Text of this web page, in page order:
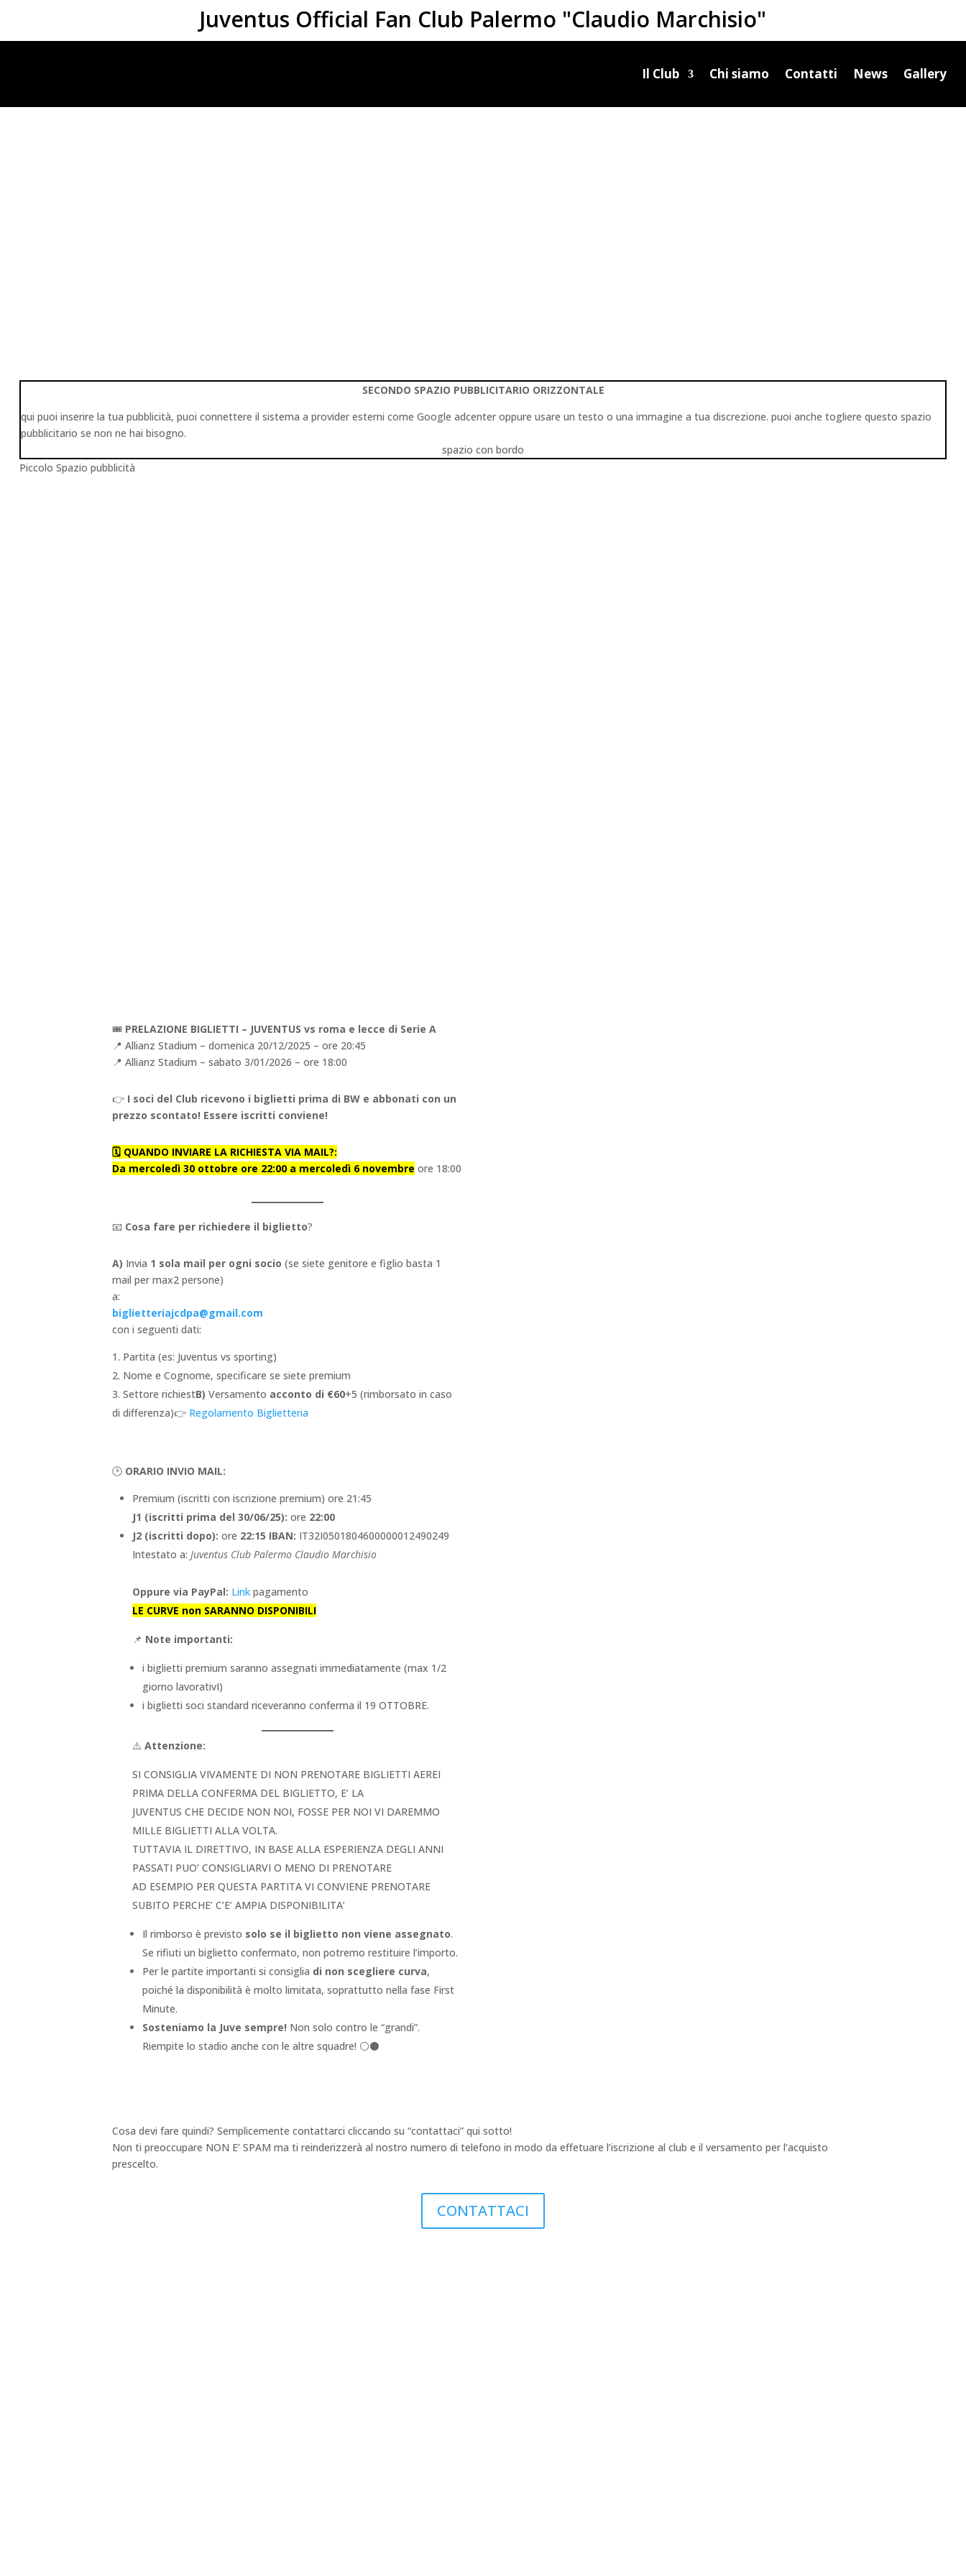
Juventus Official Fan Club Palermo "Claudio Marchisio"
Il Club Chi siamo Contatti News Gallery
SECONDO SPAZIO PUBBLICITARIO ORIZZONTALE
qui puoi inserire la tua pubblicità, puoi connettere il sistema a provider esterni come Google adcenter oppure usare un testo o una immagine a tua discrezione. puoi anche togliere questo spazio
pubblicitario se non ne hai bisogno.
spazio con bordo
Piccolo Spazio pubblicità
🎟️ PRELAZIONE BIGLIETTI – JUVENTUS vs roma e lecce di Serie A
📍 Allianz Stadium – domenica 20/12/2025 – ore 20:45
📍 Allianz Stadium – sabato 3/01/2026 – ore 18:00
👉 I soci del Club ricevono i biglietti prima di BW e abbonati con un
prezzo scontato! Essere iscritti conviene!
🗓️ QUANDO INVIARE LA RICHIESTA VIA MAIL?:
Da mercoledì 30 ottobre ore 22:00 a mercoledì 6 novembre ore 18:00
📧 Cosa fare per richiedere il biglietto?
A) Invia 1 sola mail per ogni socio (se siete genitore e figlio basta 1
mail per max2 persone)
a:
biglietteriajcdpa@gmail.com
con i seguenti dati:
Partita (es: Juventus vs sporting)
2. Nome e Cognome, specificare se siete premium
3. Settore richiestB) Versamento acconto di €60+5 (rimborsato in caso
di differenza)👉 Regolamento Biglietteria
🕑 ORARIO INVIO MAIL:
Premium (iscritti con iscrizione premium) ore 21:45
J1 (iscritti prima del 30/06/25): ore 22:00
J2 (iscritti dopo): ore 22:15 IBAN: IT32I0501804600000012490249
Intestato a: Juventus Club Palermo Claudio Marchisio
Oppure via PayPal: Link pagamento
LE CURVE non SARANNO DISPONIBILI
📌 Note importanti:
i biglietti premium saranno assegnati immediatamente (max 1/2
giorno lavorativI)
i biglietti soci standard riceveranno conferma il 19 OTTOBRE.
⚠️ Attenzione:
SI CONSIGLIA VIVAMENTE DI NON PRENOTARE BIGLIETTI AEREI
PRIMA DELLA CONFERMA DEL BIGLIETTO, E’ LA
JUVENTUS CHE DECIDE NON NOI, FOSSE PER NOI VI DAREMMO
MILLE BIGLIETTI ALLA VOLTA.
TUTTAVIA IL DIRETTIVO, IN BASE ALLA ESPERIENZA DEGLI ANNI
PASSATI PUO’ CONSIGLIARVI O MENO DI PRENOTARE
AD ESEMPIO PER QUESTA PARTITA VI CONVIENE PRENOTARE
SUBITO PERCHE’ C’E’ AMPIA DISPONIBILITA’
Il rimborso è previsto solo se il biglietto non viene assegnato.
Se rifiuti un biglietto confermato, non potremo restituire l’importo.
Per le partite importanti si consiglia di non scegliere curva,
poiché la disponibilità è molto limitata, soprattutto nella fase First
Minute.
Sosteniamo la Juve sempre! Non solo contro le “grandi”.
Riempite lo stadio anche con le altre squadre! ⚪⚫
Cosa devi fare quindi? Semplicemente contattarci cliccando su “contattaci” qui sotto!
Non ti preoccupare NON E’ SPAM ma ti reinderizzerà al nostro numero di telefono in modo da effetuare l’iscrizione al club e il versamento per l’acquisto
prescelto.
CONTATTACI